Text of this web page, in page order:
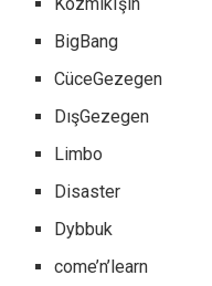
BigBang
CüceGezegen
DışGezegen
Limbo
Disaster
Dybbuk
come’n’learn